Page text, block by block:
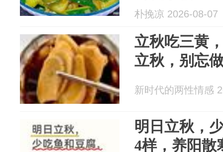
朴挽凉 2026-08-07
立秋吃三黄
立秋，别忘
新时代的两性情感
明日立秋，
4样，养阳散